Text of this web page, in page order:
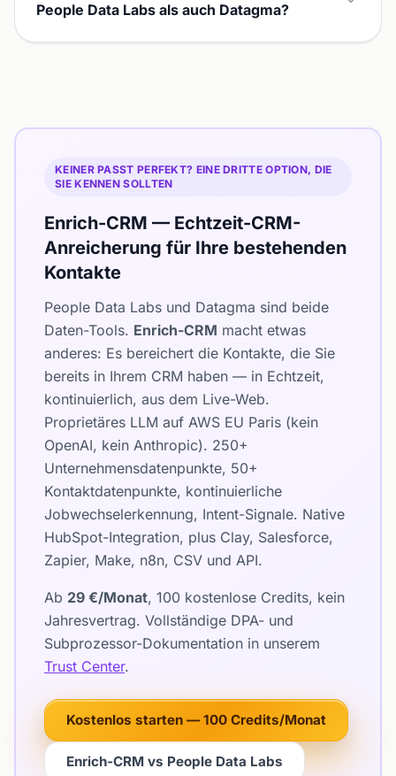
People Data Labs als auch Datagma?
KEINER PASST PERFEKT? EINE DRITTE OPTION, DIE
SIE KENNEN SOLLTEN
Enrich-CRM — Echtzeit-CRM-
Anreicherung für Ihre bestehenden
Kontakte
People Data Labs und Datagma sind beide
Daten-Tools. Enrich-CRM macht etwas
anderes: Es bereichert die Kontakte, die Sie
bereits in Ihrem CRM haben — in Echtzeit,
kontinuierlich, aus dem Live-Web.
Proprietäres LLM auf AWS EU Paris (kein
OpenAI, kein Anthropic). 250+
Unternehmensdatenpunkte, 50+
Kontaktdatenpunkte, kontinuierliche
Jobwechselerkennung, Intent-Signale. Native
HubSpot-Integration, plus Clay, Salesforce,
Zapier, Make, n8n, CSV und API.
Ab 29 €/Monat, 100 kostenlose Credits, kein
Jahresvertrag. Vollständige DPA- und
Subprozessor-Dokumentation in unserem
Trust Center.
Kostenlos starten — 100 Credits/Monat
Enrich-CRM vs People Data Labs